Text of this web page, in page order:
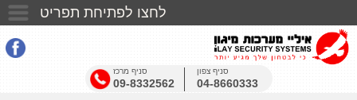
לחצו לפתיחת תפריט
אודותינו
סניף מרכז
09-8332562
סניף צפון
04-8660333